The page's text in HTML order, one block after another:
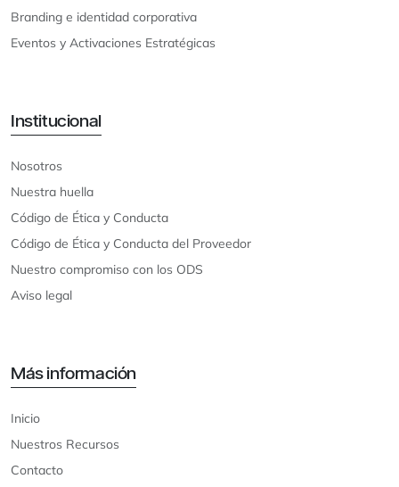
Branding e identidad corporativa
Eventos y Activaciones Estratégicas
Institucional
Nosotros
Nuestra huella
Código de Ética y Conducta
Código de Ética y Conducta del Proveedor
Nuestro compromiso con los ODS
Aviso legal
Más información
Inicio
Nuestros Recursos
Contacto